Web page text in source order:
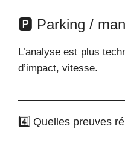
🅿️ Parking /
L’analyse est plus
d’impact, vitesse.
4️⃣ Quelles preuves